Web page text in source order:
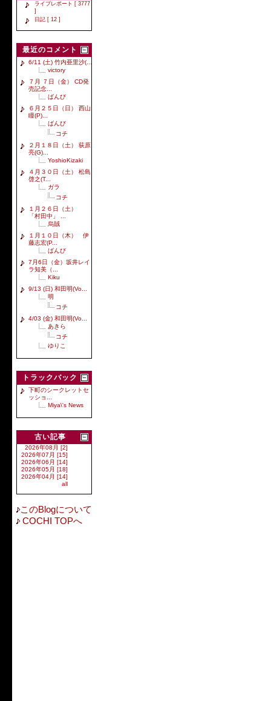
ライブレポート [ 3777
]
日記 [ 12 ]
最近のコメント
6/11 (土) 竹内亜里沙(...
victory
７月 ７日（金） CD発
売記念...
ばんび
６月２５日（日） 西山
瞳(P)...
ばんび
コチ
２月１８日（土） 荻原
亮(G)...
YoshioKizaki
４月３０日（土） 松島
啓之(T...
ガラ
コチ
１月２６日（土）
「村田中」 ...
烏賊
１月１０日（木） 伊
藤志宏(P...
ばんび
7月6日（金）坂井レイ
ラ知美（...
Kiku
9/13 (日) 和田明(Vo...
明
コチ
4/03 (金) 和田明(Vo...
あきら
コチ
ゆりこ
トラックバック
下町のシークレットセ
ッショ...
Miya\'s News
古い記事
2026年08月 [2]
2026年07月 [15]
2026年06月 [14]
2026年05月 [18]
2026年04月 [14]
all
このBlogについて
COCHI TOPへ